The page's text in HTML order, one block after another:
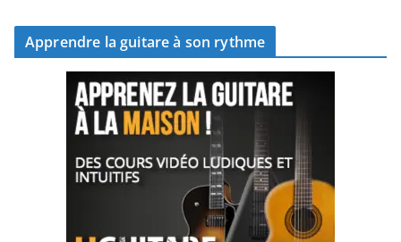
Apprendre la guitare à son rythme